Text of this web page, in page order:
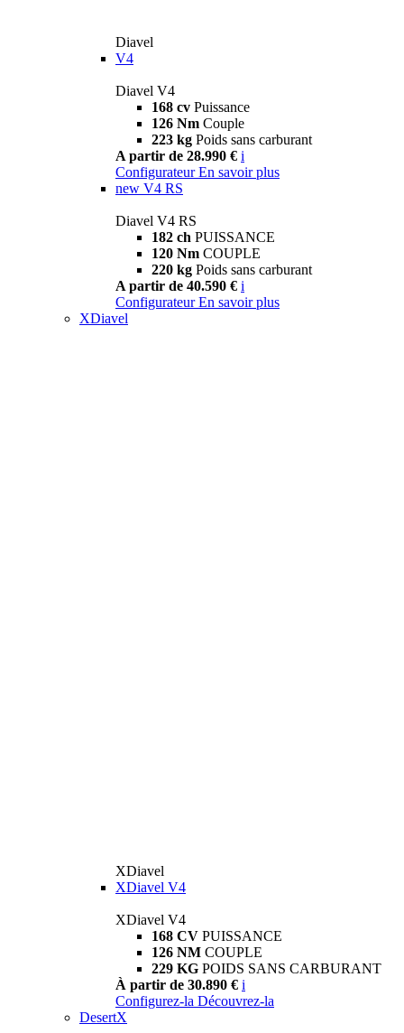
Diavel
V4
Diavel V4
168 cv Puissance
126 Nm Couple
223 kg Poids sans carburant
A partir de 28.990 € i
Configurateur En savoir plus
new V4 RS
Diavel V4 RS
182 ch PUISSANCE
120 Nm COUPLE
220 kg Poids sans carburant
A partir de 40.590 € i
Configurateur En savoir plus
XDiavel
XDiavel
XDiavel V4
XDiavel V4
168 CV PUISSANCE
126 NM COUPLE
229 KG POIDS SANS CARBURANT
À partir de 30.890 € i
Configurez-la Découvrez-la
DesertX